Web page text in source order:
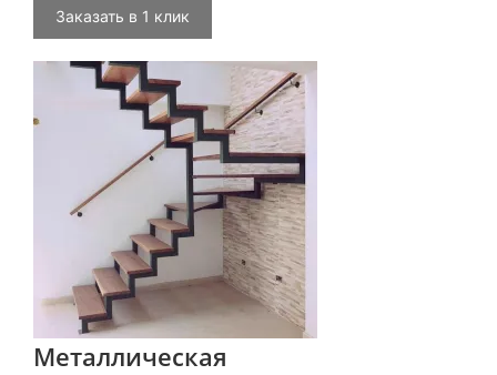
Заказать в 1 клик
Металлическая